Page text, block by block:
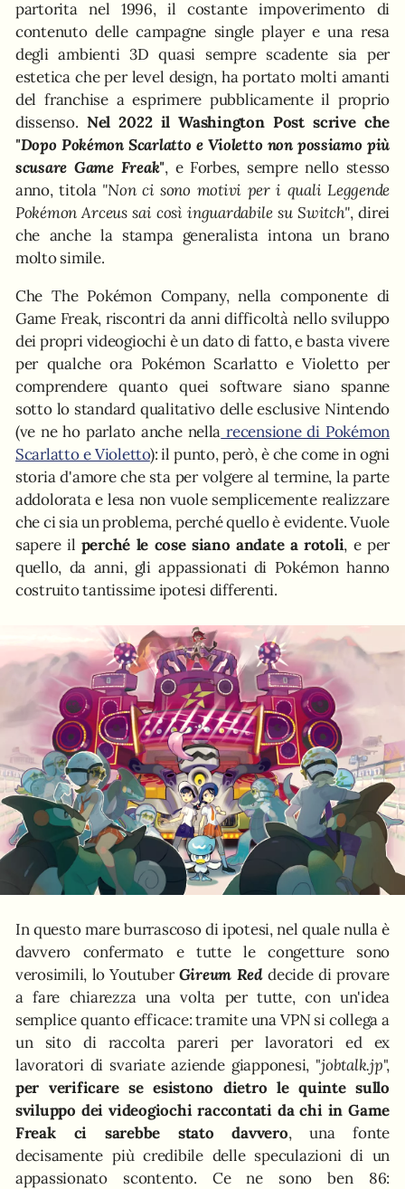
partorita nel 1996, il costante impoverimento di
contenuto delle campagne single player e una resa
degli ambienti 3D quasi sempre scadente sia per
estetica che per level design, ha portato molti amanti
del franchise a esprimere pubblicamente il proprio
dissenso. Nel 2022 il Washington Post scrive che
"Dopo Pokémon Scarlatto e Violetto non possiamo più
scusare Game Freak", e Forbes, sempre nello stesso
anno, titola "Non ci sono motivi per i quali Leggende
Pokémon Arceus sai così inguardabile su Switch", direi
che anche la stampa generalista intona un brano
molto simile.
Che The Pokémon Company, nella componente di
Game Freak, riscontri da anni difficoltà nello sviluppo
dei propri videogiochi è un dato di fatto, e basta vivere
per qualche ora Pokémon Scarlatto e Violetto per
comprendere quanto quei software siano spanne
sotto lo standard qualitativo delle esclusive Nintendo
(ve ne ho parlato anche nella recensione di Pokémon
Scarlatto e Violetto): il punto, però, è che come in ogni
storia d'amore che sta per volgere al termine, la parte
addolorata e lesa non vuole semplicemente realizzare
che ci sia un problema, perché quello è evidente. Vuole
sapere il perché le cose siano andate a rotoli, e per
quello, da anni, gli appassionati di Pokémon hanno
costruito tantissime ipotesi differenti.
In questo mare burrascoso di ipotesi, nel quale nulla è
davvero confermato e tutte le congetture sono
verosimili, lo YoutuberGireum Reddecide di provare
a fare chiarezza una volta per tutte, con un'idea
semplice quanto efficace: tramite una VPN si collega a
un sito di raccolta pareri per lavoratori ed ex
lavoratori di svariate aziende giapponesi, "jobtalk.jp",
per verificare se esistono dietro le quinte sullo
sviluppo dei videogiochi raccontati da chi in Game
Freak ci sarebbe stato davvero, una fonte
decisamente più credibile delle speculazioni di un
appassionato scontento. Ce ne sono ben 86: